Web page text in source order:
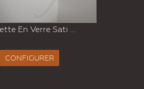
En Verre Sati ...
CONFIGURER